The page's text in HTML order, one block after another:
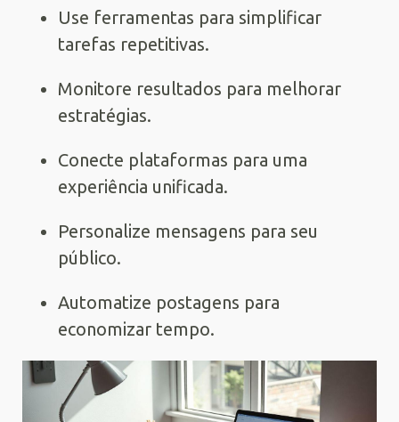
Use ferramentas para simplificar
tarefas repetitivas.
Monitore resultados para melhorar
estratégias.
Conecte plataformas para uma
experiência unificada.
Personalize mensagens para seu
público.
Automatize postagens para
economizar tempo.